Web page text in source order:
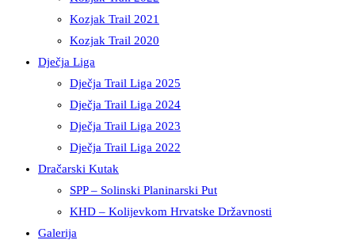
Kozjak Trail 2021
Kozjak Trail 2020
Dječja Liga
Dječja Trail Liga 2025
Dječja Trail Liga 2024
Dječja Trail Liga 2023
Dječja Trail Liga 2022
Dračarski Kutak
SPP – Solinski Planinarski Put
KHD – Kolijevkom Hrvatske Državnosti
Galerija